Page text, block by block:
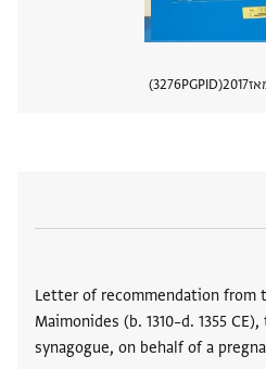
2017
PGPID
3276
Letter of recommendation from
Maimonides (b. 1310–d. 1355
synagogue, on behalf of a